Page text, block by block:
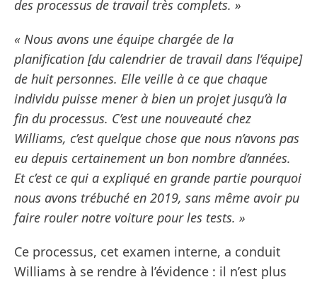
des processus de travail très complets. »
« Nous avons une équipe chargée de la
planification [du calendrier de travail dans l’équipe]
de huit personnes. Elle veille à ce que chaque
individu puisse mener à bien un projet jusqu’à la
fin du processus. C’est une nouveauté chez
Williams, c’est quelque chose que nous n’avons pas
eu depuis certainement un bon nombre d’années.
Et c’est ce qui a expliqué en grande partie pourquoi
nous avons trébuché en 2019, sans même avoir pu
faire rouler notre voiture pour les tests. »
Ce processus, cet examen interne, a conduit
Williams à se rendre à l’évidence : il n’est plus